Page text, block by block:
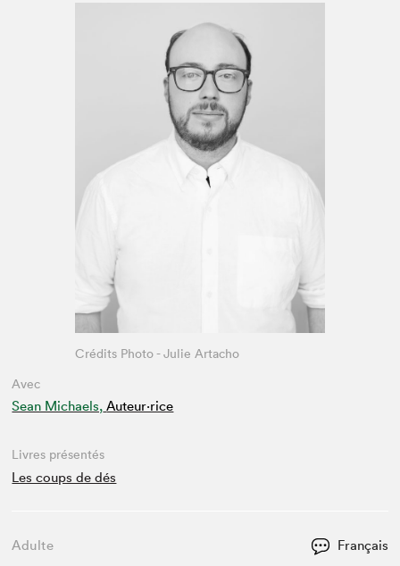
Avec
Sean Michaels, Auteur·rice
Crédits Photo - Julie Artacho
Livres présentés
Les coups de dés
Adulte Français